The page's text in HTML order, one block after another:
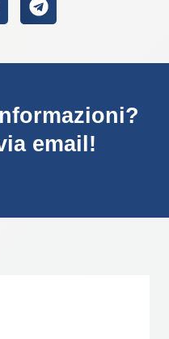
email!